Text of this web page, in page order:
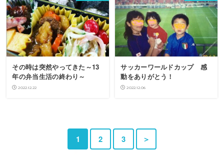
その時は突然やってきた～13
年の弁当生活の終わり～
2022.12.22
サッカーワールドカップ 感
動をありがとう！
2022.12.06
1 2 3 ＞